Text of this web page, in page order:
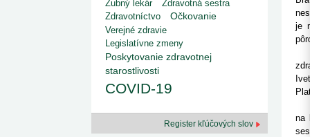
1. 7. 2026
redakcia
Ministerstvo zdravotníctva zverejnilo aktualizovaný
zoznam kategori...
29. 6. 2026
redakcia
Rezort zdravotníctva zverejnil zoznam
kategorizovaných špeciálnych ...
Výzva na podporu dostupnosti zdravotnej
22. 6. 2026
redakcia
je na
Iveta
Platil
na
Zubný lekár
Zdravotná sestra
Zdravotníctvo
Očkovanie
Verejné zdravie
Legislatívne zmeny
Poskytovanie zdravotnej
starostlivosti
COVID-19
Register kľúčových slov